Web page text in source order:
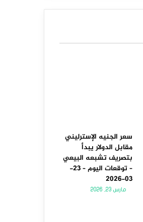
سعر الجنيه الإسترليني
مقابل الدولار يبدأ
بتصريف تشبعه البيعي
– توقعات اليوم – 23-
03-2026
مارس 23, 2026